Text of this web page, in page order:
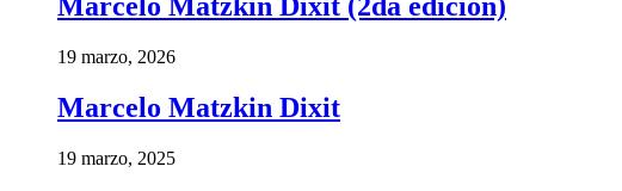
19 marzo, 2026
Marcelo Matzkin Dixit
19 marzo, 2025